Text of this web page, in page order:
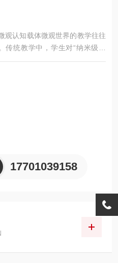
观认知载体微观世界的教学往往
统教学中，学生对“纳米级结
赖教材图片，缺乏直观感知。泽
17701039158